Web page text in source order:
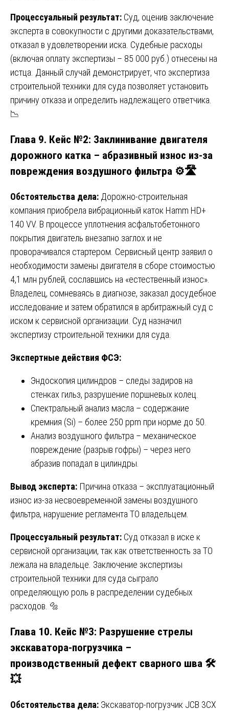
Процессуальный результат: Суд, оценив заключение
эксперта в совокупности с другими доказательствами,
отказал в удовлетворении иска. Судебные расходы
(включая оплату экспертизы – 85 000 руб.) отнесены на
истца. Данный случай демонстрирует, что экспертиза
строительной техники для суда позволяет установить
причину отказа и определить надлежащего ответчика.
📉
Глава 9. Кейс №2: Заклинивание двигателя
дорожного катка – абразивный износ из-за
повреждения воздушного фильтра ⚙️🛣️
Обстоятельства дела: Дорожно-строительная
компания приобрела вибрационный каток Hamm HD+
140 VV. В процессе уплотнения асфальтобетонного
покрытия двигатель внезапно заглох и не
проворачивался стартером. Сервисный центр заявил о
необходимости замены двигателя в сборе стоимостью
4,1 млн рублей, сославшись на «естественный износ».
Владелец, сомневаясь в диагнозе, заказал досудебное
исследование и затем обратился в арбитражный суд с
иском к сервисной организации. Суд назначил
экспертизу строительной техники для суда.
Экспертные действия ФСЭ:
Эндоскопия цилиндров – следы задиров на
стенках гильз, разрушение поршневых колец.
Спектральный анализ масла – содержание
кремния (Si) – более 250 ppm при норме до 50.
Анализ воздушного фильтра – механическое
повреждение (разрыв гофры) – через него
абразив попадал в цилиндры.
Вывод эксперта: Причина отказа – эксплуатационный
износ из-за несвоевременной замены воздушного
фильтра, нарушение регламента ТО владельцем.
Процессуальный результат: Суд отказал в иске к
сервисной организации, так как ответственность за ТО
лежала на владельце. Заключение экспертизы
строительной техники для суда сыграло
определяющую роль в распределении судебных
расходов. 🔩
Глава 10. Кейс №3: Разрушение стрелы
экскаватора-погрузчика –
производственный дефект сварного шва 🛠️
💥
Обстоятельства дела: Экскаватор-погрузчик JCB 3CX